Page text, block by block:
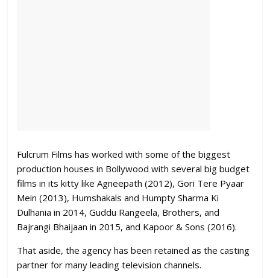
Fulcrum Films has worked with some of the biggest
production houses in Bollywood with several big budget
films in its kitty like Agneepath (2012), Gori Tere Pyaar
Mein (2013), Humshakals and Humpty Sharma Ki
Dulhania in 2014, Guddu Rangeela, Brothers, and
Bajrangi Bhaijaan in 2015, and Kapoor & Sons (2016).
That aside, the agency has been retained as the casting
partner for many leading television channels.